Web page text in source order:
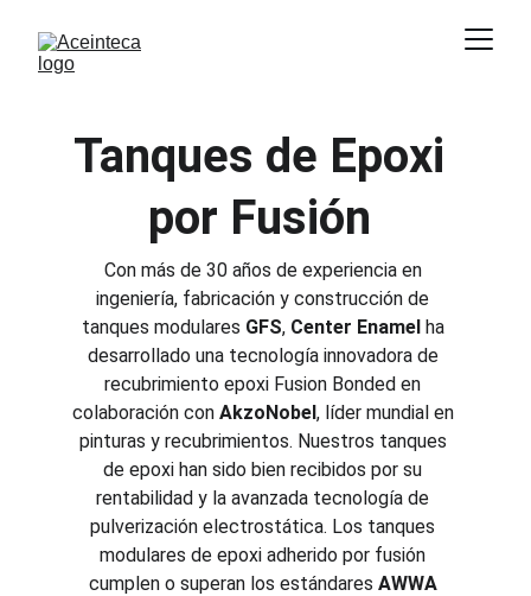
Tanques de Epoxi
por Fusión
Con más de 30 años de experiencia en
ingeniería, fabricación y construcción de
tanques modulares GFS, Center Enamel ha
desarrollado una tecnología innovadora de
recubrimiento epoxi Fusion Bonded en
colaboración con AkzoNobel, líder mundial en
pinturas y recubrimientos. Nuestros tanques
de epoxi han sido bien recibidos por su
rentabilidad y la avanzada tecnología de
pulverización electrostática. Los tanques
modulares de epoxi adherido por fusión
cumplen o superan los estándares AWWA